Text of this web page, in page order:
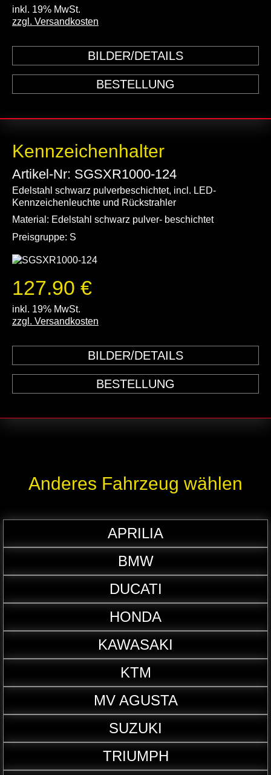
inkl. 19% MwSt.
zzgl. Versandkosten
BILDER/DETAILS
BESTELLUNG
Kennzeichenhalter
Artikel-Nr: SGSXR1000-124
Edelstahl schwarz pulverbeschichtet, incl. LED-
Kennzeichenleuchte und Rückstrahler
Material: Edelstahl schwarz pulver- beschichtet
Preisgruppe: S
127.90 €
inkl. 19% MwSt.
zzgl. Versandkosten
BILDER/DETAILS
BESTELLUNG
Anderes Fahrzeug wählen
APRILIA
BMW
DUCATI
HONDA
KAWASAKI
KTM
MV AGUSTA
SUZUKI
TRIUMPH